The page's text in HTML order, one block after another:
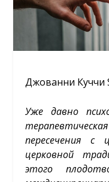
Джованни Куччи
Уже давно
пересечения с
церковной
этого